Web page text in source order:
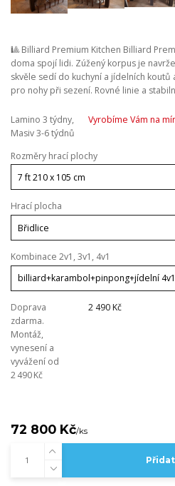
🎱 Billiard Premium Kitchen Billiard
doma spojí lidi. Zúžený korpus je
skvěle sedí do kuchyní a jídelních
pro nohy při sezení. Rovné linie a
Lamino 3 týdny,
Masiv 3-6 týdnů
Vyrobíme Vám na
Rozměry hrací plochy
Hrací plocha
Kombinace 2v1, 3v1, 4v1
Doprava
zdarma.
Montáž,
vynesení a
vyvážení od
2 490 Kč
2 490 Kč
72 800 Kč/ks